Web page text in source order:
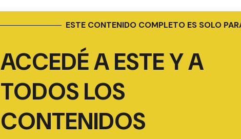
ESTE CONTENIDO COMPLETO ES SOLO
ACCEDÉ A ESTE Y A
TODOS LOS
CONTENIDOS